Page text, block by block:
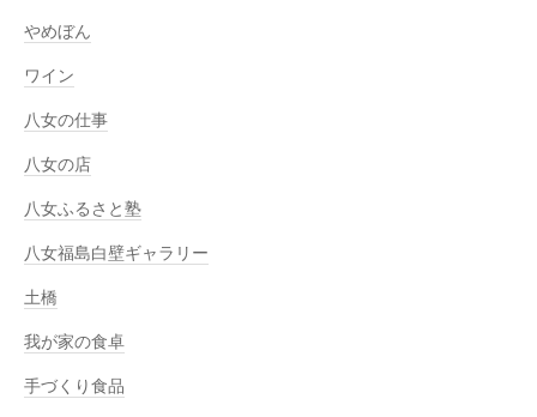
やめぼん
ワイン
八女の仕事
八女の店
八女ふるさと塾
八女福島白壁ギャラリー
土橋
我が家の食卓
手づくり食品